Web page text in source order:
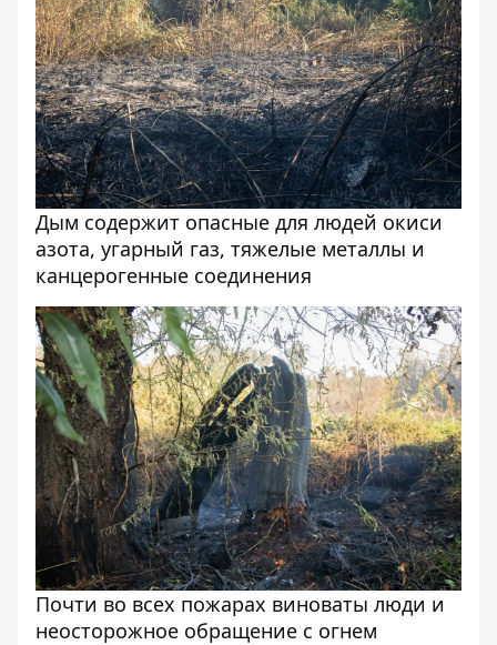
Дым содержит опасные для людей окиси
азота, угарный газ, тяжелые металлы и
канцерогенные соединения
Почти во всех пожарах виноваты люди и
неосторожное обращение с огнем